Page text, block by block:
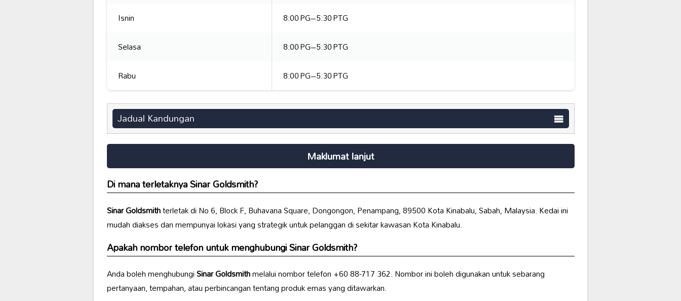
Isnin
8:00 PG–5:30 PTG
Selasa
8:00 PG–5:30 PTG
Rabu
8:00 PG–5:30 PTG
Jadual Kandungan
Maklumat lanjut
Di mana terletaknyaSinar Goldsmith?
Sinar Goldsmithterletak di No 6, Block F, Buhavana Square, Dongongon, Penampang, 89500 Kota Kinabalu, Sabah, Malaysia. Kedai ini
mudah diakses dan mempunyai lokasi yang strategik untuk pelanggan di sekitar kawasan Kota Kinabalu.
Apakah nombor telefon untuk menghubungiSinar Goldsmith?
Anda boleh menghubungiSinar Goldsmithmelalui nombor telefon +60 88-717 362. Nombor ini boleh digunakan untuk sebarang
pertanyaan, tempahan, atau perbincangan tentang produk emas yang ditawarkan.